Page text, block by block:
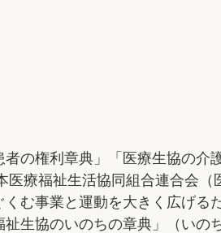
の権利章典」「医療生協の介
療福祉生活協同組合連合会（
む事業と運動を大きく広げる
生協のいのちの章典」（いの